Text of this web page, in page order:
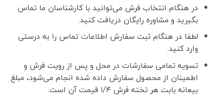
در هنگام انتخاب فرش می‌توانید با کارشناسان ما تماس
بگیرید و مشاوره رایگان دریافت کنید.
لطفا در هنگام ثبت سفارش اطلاعات تماس را به درستی
وارد کنید.
تسویه تمامی سفارشات در محل و پس از رویت فرش و
اطمینان از محصول سفارش داده شده انجام می‌شود، مبلغ
بیعانه بابت هر تخته فرش ۱/۴ قیمت آن است.